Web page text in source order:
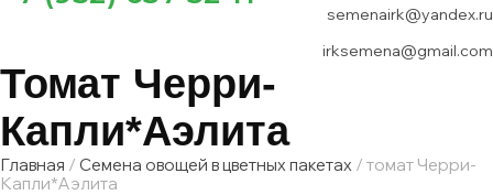
semenairk@yandex.ru
irksemena@gmail.com
Томат Черри-
Капли*Аэлита
Главная / Семена овощей в цветных пакетах / томат Черри-
Капли*Аэлита